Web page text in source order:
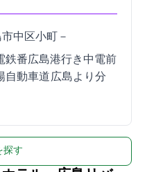
中区小町3－28
1番広島港行き中電前
動車道 広島ICより25分
探す